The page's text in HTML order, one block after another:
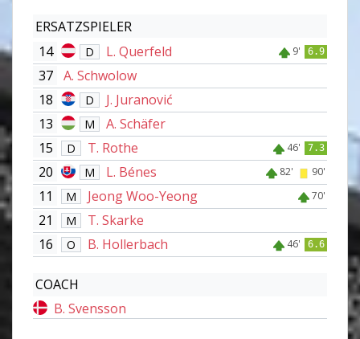
ERSATZSPIELER
14
D L. Querfeld 9' 6.9
37 A. Schwolow
18
D
J. Juranović
13
M
A. Schäfer
15
D T. Rothe 46' 7.3
20 M L. Bénes 82' 90'
11 M Jeong Woo-Yeong 70'
21 M
T. Skarke
16
O B. Hollerbach 46' 6.6
COACH
B. Svensson